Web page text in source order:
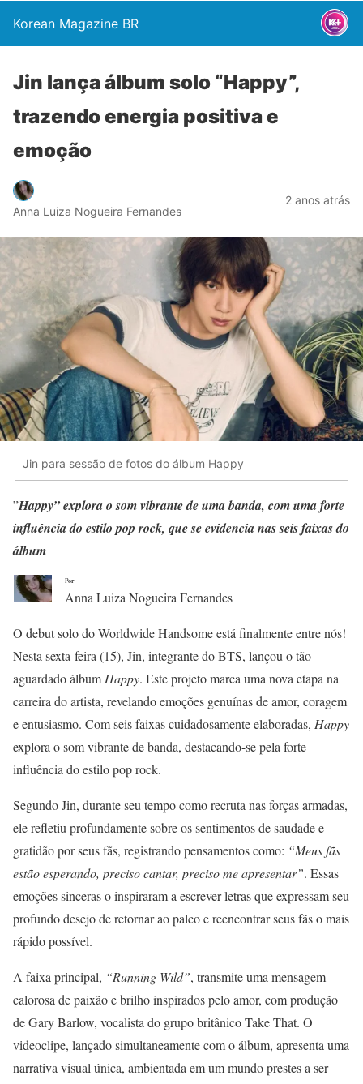
Korean Magazine BR
Jin lança álbum solo “Happy”,
trazendo energia positiva e
emoção
Anna Luiza Nogueira Fernandes
2 anos atrás
Jin para sessão de fotos do álbum Happy
”Happy” explora o som vibrante de uma banda, com uma forte
influência do estilo pop rock, que se evidencia nas seis faixas do
álbum
Por
Anna Luiza Nogueira Fernandes
O debut solo do Worldwide Handsome está finalmente entre nós!
Nesta sexta-feira (15), Jin, integrante do BTS, lançou o tão
aguardado álbumHappy. Este projeto marca uma nova etapa na
carreira do artista, revelando emoções genuínas de amor, coragem
e entusiasmo. Com seis faixas cuidadosamente elaboradas, Happy
explora o som vibrante de banda, destacando-se pela forte
influência do estilo pop rock.
Segundo Jin, durante seu tempo como recruta nas forças armadas,
ele refletiu profundamente sobre os sentimentos de saudade e
gratidão por seus fãs, registrando pensamentos como: “Meus fãs
estão esperando, preciso cantar, preciso me apresentar”. Essas
emoções sinceras o inspiraram a escrever letras que expressam seu
profundo desejo de retornar ao palco e reencontrar seus fãs o mais
rápido possível.
A faixa principal, “Running Wild”, transmite uma mensagem
calorosa de paixão e brilho inspirados pelo amor, com produção
de Gary Barlow, vocalista do grupo britânico Take That. O
videoclipe, lançado simultaneamente com o álbum, apresenta uma
narrativa visual única, ambientada em um mundo prestes a ser